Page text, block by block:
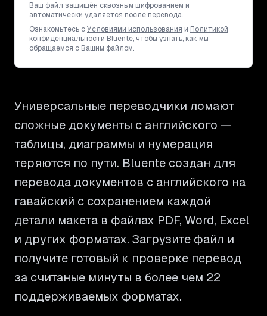
Ваш файл защищён сквозным шифрованием и
автоматически удаляется после перевода.
Ознакомьтесь сУсловиями использования и Политикой
конфиденциальности Bluente, чтобы узнать, как мы
обращаемся с Вашим файлом.
Универсальные переводчики ломают
сложные документы с английского —
таблицы, диаграммы и нумерация
теряются по пути. Bluente создан для
перевода документов с английского на
гавайский с сохранением каждой
детали макета в файлах PDF, Word, Excel
и других форматах. Загрузите файл и
получите готовый к проверке перевод
за считаные минуты в более чем 22
поддерживаемых форматах.